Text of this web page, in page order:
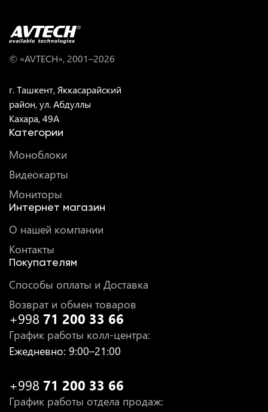
© «AVTECH», 2001–2026
г. Ташкент, Яккасарайский
район, ул. Абдуллы
Кахара, 49A
Категории
Моноблоки
Видеокарты
Мониторы
Интернет магазин
О нашей компании
Контакты
Покупателям
Способы оплаты и Доставка
Возврат и обмен товаров
+998 71 200 33 66
График работы колл-центра:
Ежедневно: 9:00–21:00
+998 71 200 33 66
График работы отдела продаж: